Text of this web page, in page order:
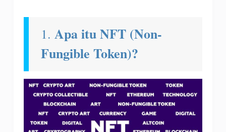
1. Apa itu NFT (Non-
Fungible Token)?